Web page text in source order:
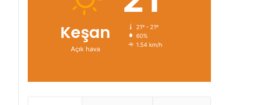
Keşan
Açık hava
21º - 21º
60%
1.54 km/h